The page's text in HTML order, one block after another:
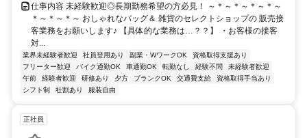
仕事内容 未経験歓迎◎長期勤務希望の方必見！ ～＊～＊～＊～＊～
＊～＊～＊～ おしゃれなバッグ＆ 雑貨のセレクトショップの 販売接
客業務をお願いします♪ 【具体的な業務は…？？】 ・お客様の接客
対...
業界未経験者歓迎 社員登用あり 副業・WワークOK
資格取得支援あり
フリーター歓迎
バイク通勤OK 車通勤OK 転勤なし 経験不問
未経験者歓迎
午前
経験者歓迎 研修あり 夕方 ブランクOK 交通費支給
資格取得手当あり
シフト制
社割あり 服装自由
正社員